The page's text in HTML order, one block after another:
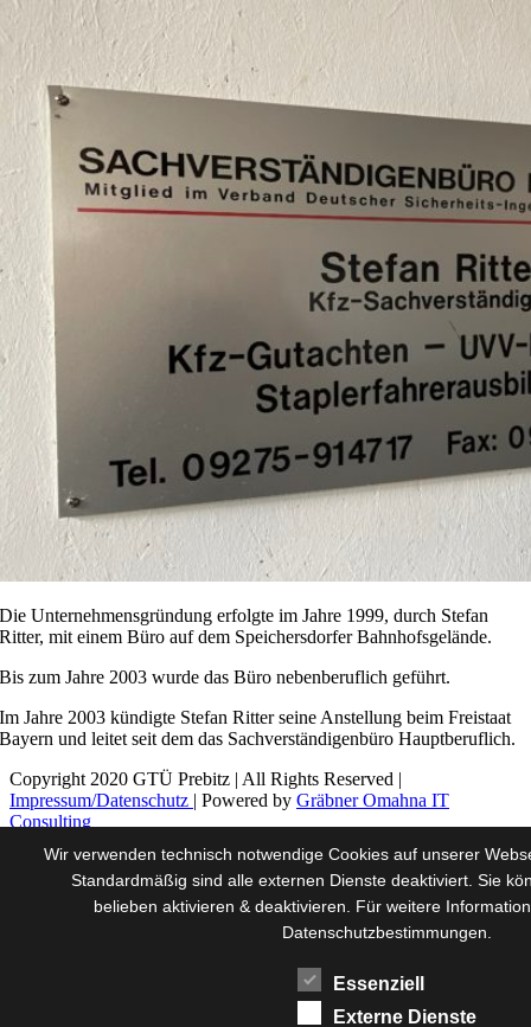
Die Unternehmensgründung erfolgte im Jahre 1999, durch Stefan
Ritter, mit einem Büro auf dem Speichersdorfer Bahnhofsgelände.
Bis zum Jahre 2003 wurde das Büro nebenberuflich geführt.
Im Jahre 2003 kündigte Stefan Ritter seine Anstellung beim Freistaat
Bayern und leitet seit dem das Sachverständigenbüro Hauptberuflich.
Copyright 2020 GTÜ Prebitz | All Rights Reserved |
Impressum/Datenschutz | Powered by Gräbner Omahna IT
Consulting
NachWir verwenden technisch notwendige Cookies auf unserer
Standardmäßig sind alle externen Dienste deaktiviert. Sie
belieben aktivieren & deaktivieren. Für weitere
Datenschutzbestimmungen.
Essenziell
Externe Dienste